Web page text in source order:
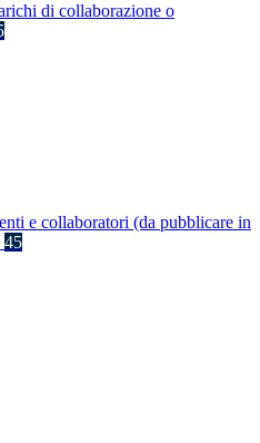
di collaborazione o
e collaboratori (da pubblicare in
45